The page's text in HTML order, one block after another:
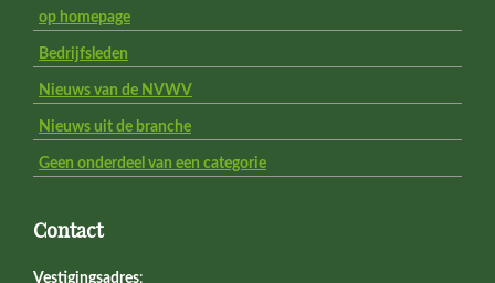
op homepage
Bedrijfsleden
Nieuws van de NVWV
Nieuws uit de branche
Geen onderdeel van een categorie
Contact
Vestigingsadres: